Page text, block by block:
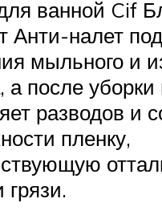
ванной Cif
Анти-налет
мыльного и
а после уборки
разводов и
пленку,
грязи.